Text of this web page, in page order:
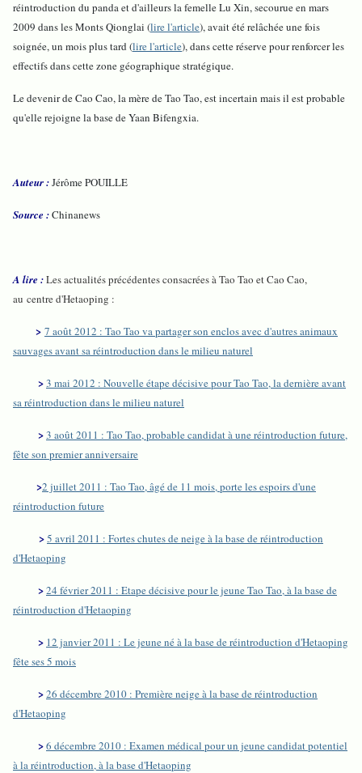
réintroduction du panda et d'ailleurs la femelle Lu Xin, secourue en mars
2009 dans les Monts Qionglai (lire l'article), avait été relâchée une fois
soignée, un mois plus tard (lire l'article), dans cette réserve pour renforcer les
effectifs dans cette zone géographique stratégique.
Le devenir de Cao Cao, la mère de Tao Tao, est incertain mais il est probable
qu'elle rejoigne la base de Yaan Bifengxia.
Auteur :Jérôme POUILLE
Source :Chinanews
A lire :Les actualités précédentes consacrées à Tao Tao et Cao Cao,
au centre d'Hetaoping :
> 7 août 2012 : Tao Tao va partager son enclos avec d'autres animaux
sauvages avant sa réintroduction dans le milieu naturel
>3 mai 2012 : Nouvelle étape décisive pour Tao Tao, la dernière avant
sa réintroduction dans le milieu naturel
>3 août 2011 : Tao Tao, probable candidat à une réintroduction future,
fête son premier anniversaire
>2 juillet 2011 : Tao Tao, âgé de 11 mois, porte les espoirs d'une
réintroduction future
>5 avril 2011 : Fortes chutes de neige à la base de réintroduction
d'Hetaoping
>24 février 2011 : Etape décisive pour le jeune Tao Tao, à la base de
réintroduction d'Hetaoping
> 12 janvier 2011 : Le jeune né à la base de réintroduction d'Hetaoping
fête ses 5 mois
>26 décembre 2010 : Première neige à la base de réintroduction
d'Hetaoping
>6 décembre 2010 : Examen médical pour un jeune candidat potentiel
à la réintroduction, à la base d'Hetaoping